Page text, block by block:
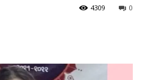
0
4309